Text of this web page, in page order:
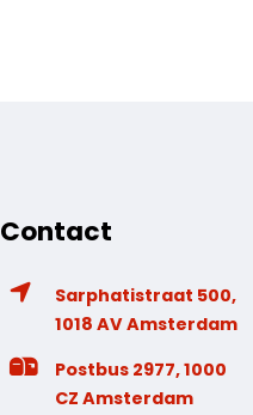
Contact
Sarphatistraat 500,
1018 AV Amsterdam
Postbus 2977, 1000
CZ Amsterdam